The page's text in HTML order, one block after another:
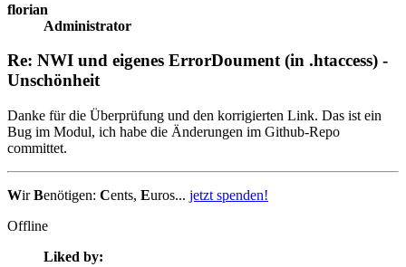
florian
Administrator
Re: NWI und eigenes ErrorDoument (in .htaccess) -
Unschönheit
Danke für die Überprüfung und den korrigierten Link. Das ist ein
Bug im Modul, ich habe die Änderungen im Github-Repo
committet.
WirBenötigen: Cents, Euros... jetzt spenden!
Offline
Liked by: